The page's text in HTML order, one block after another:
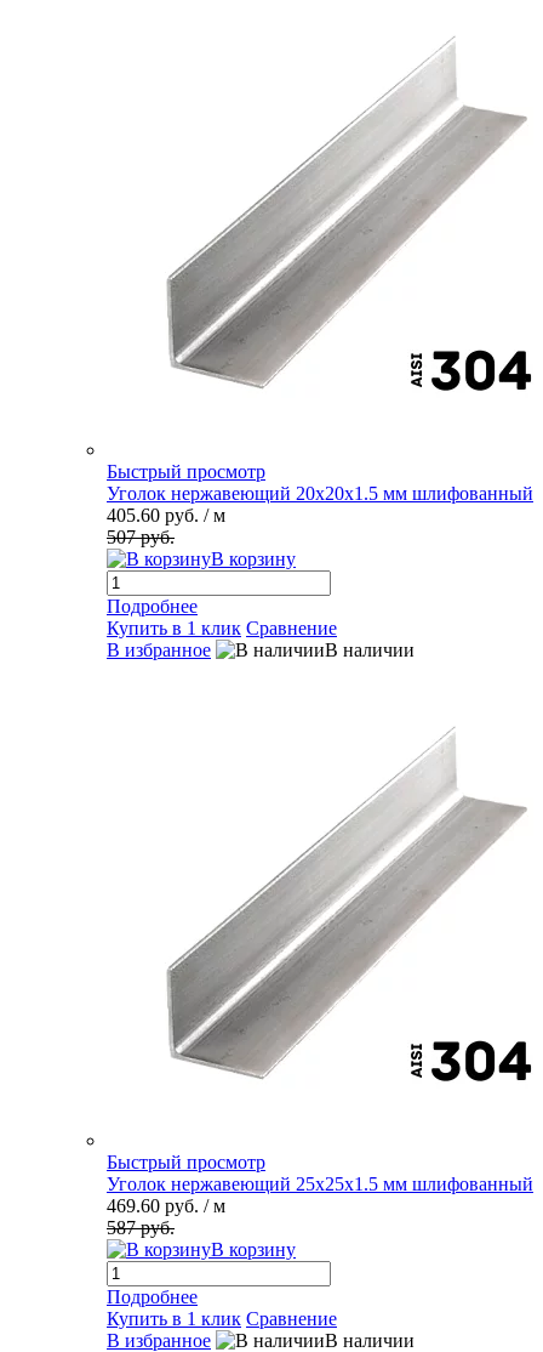
Быстрый просмотр
Уголок нержавеющий 20х20х1.5 мм шлифованный
405.60 руб. / м
507 руб.
В корзину
Подробнее
Купить в 1 клик Сравнение
В избранное
В наличии
Быстрый просмотр
Уголок нержавеющий 25х25х1.5 мм шлифованный
469.60 руб. / м
587 руб.
В корзину
Подробнее
Купить в 1 клик Сравнение
В избранное
В наличии